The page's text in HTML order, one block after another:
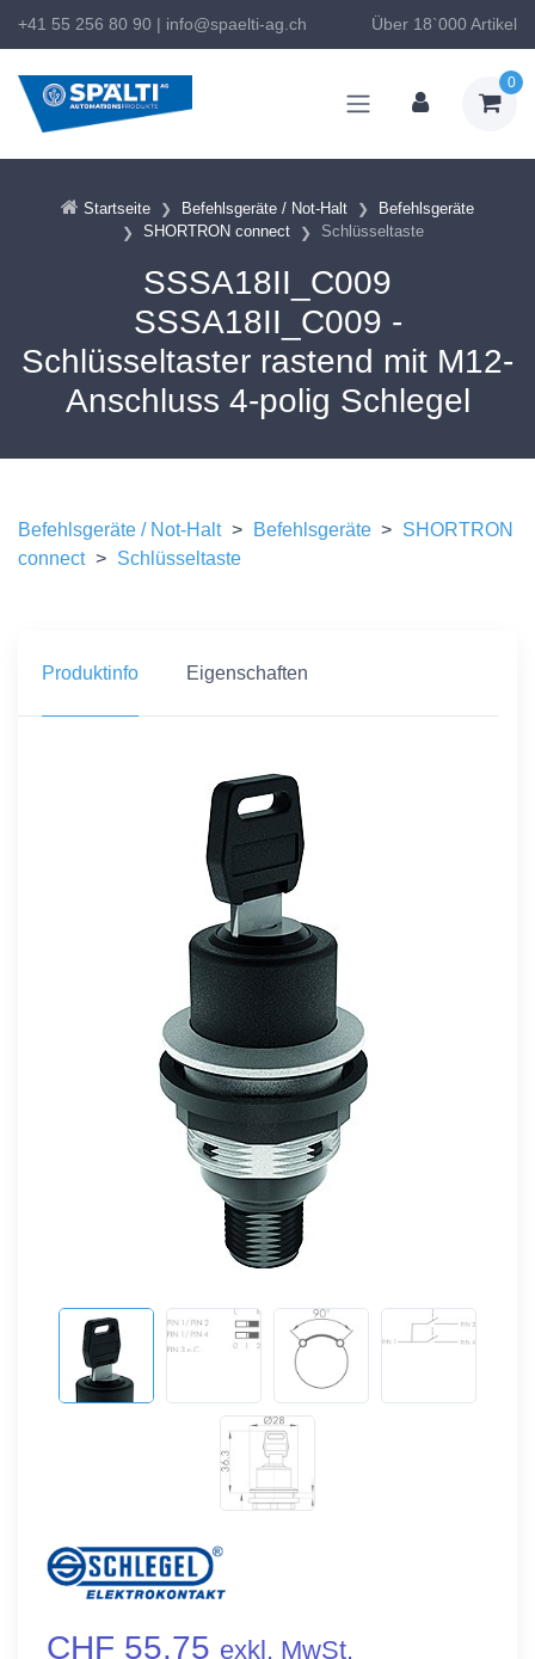
+41 55 256 80 90 | info@spaelti-ag.ch Über 18`000 Artikel
0
Startseite Befehlsgeräte / Not-Halt
Befehlsgeräte
SHORTRON connect
Schlüsseltaste
SSSA18II_C009
SSSA18II_C009 -
Schlüsseltaster rastend mit M12-
Anschluss 4-polig Schlegel
Befehlsgeräte / Not-Halt > Befehlsgeräte > SHORTRON
connect > Schlüsseltaste
Produktinfo Eigenschaften
CHF 55.75 exkl. MwSt.